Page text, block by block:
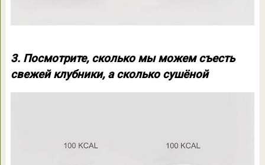
3. Посмотрите, сколько мы можем съесть
свежей клубники, а сколько сушёной